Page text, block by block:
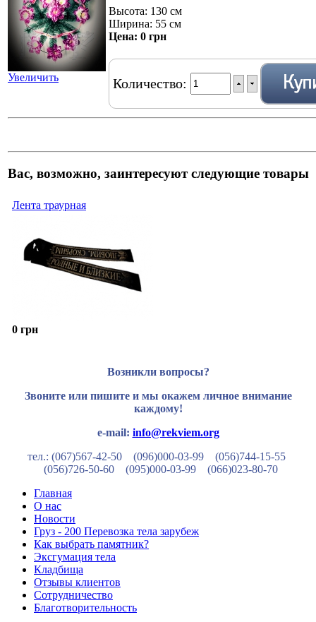
Увеличить
Высота: 130 см
Ширина: 55 см
Цена: 0 грн
Количество:
Вас, возможно, заинтересуют следующие товары
Лента траурная
0 грн
Возникли вопросы?
Звоните или пишите и мы окажем личное внимание
каждому!
e-mail: info@rekviem.org
тел.: (067)567-42-50 (096)000-03-99
(056)744-15-55
(056)726-50-60
(095)000-03-99
(066)023-80-70
Главная
О нас
Новости
Груз - 200 Перевозка тела зарубеж
Как выбрать памятник?
Эксгумация тела
Кладбища
Отзывы клиентов
Сотрудничество
Благотворительность